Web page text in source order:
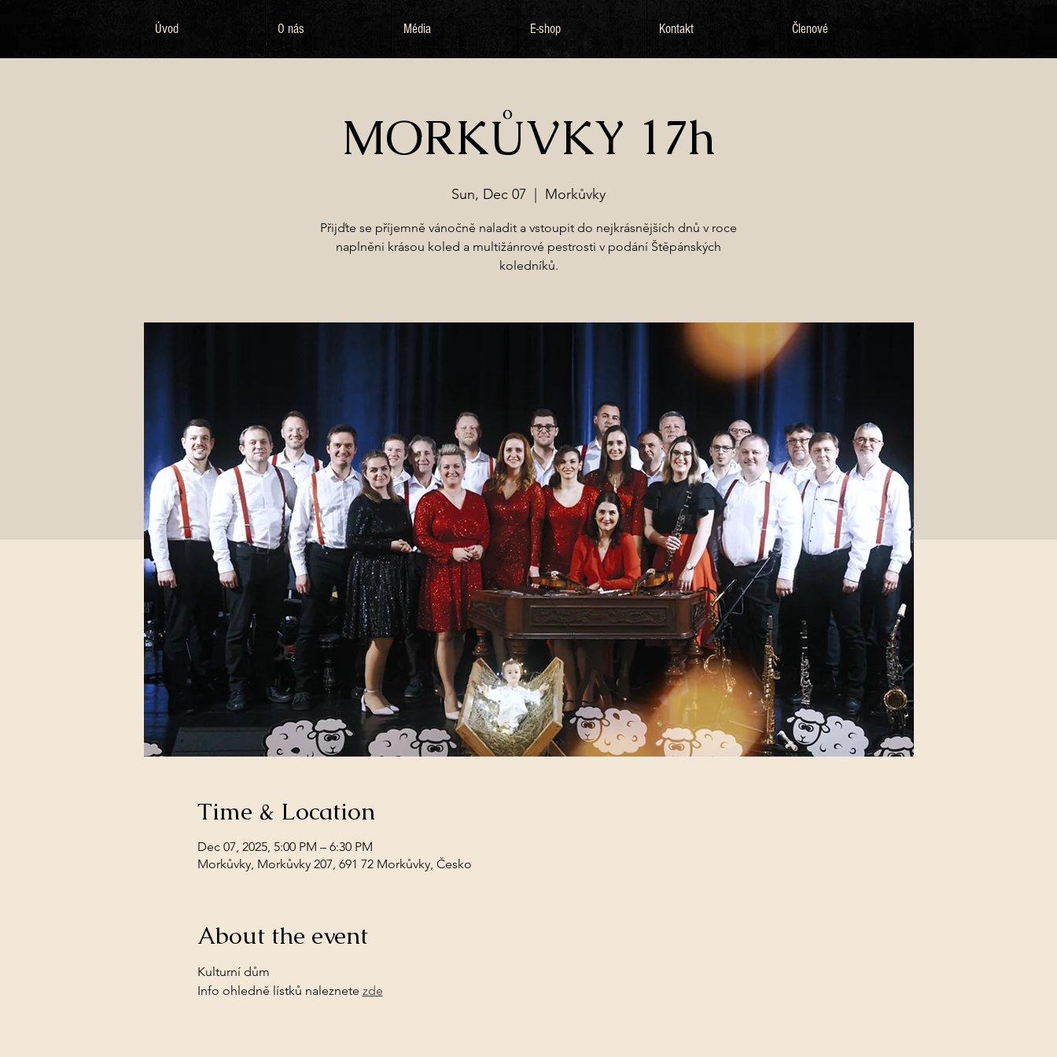
Úvod O nás Média E-shop Kontakt Členové
MORKŮVKY 17h
Sun, Dec 07 Morkůvky
Přijďte se příjemně vánočně naladit a vstoupit do nejkrásnějších dnů v roce
naplněni krásou koled a multižánrové pestrosti v podání Štěpánských
koledníků.
Time & Location
Dec 07, 2025, 5:00 PM – 6:30 PM
Morkůvky, Morkůvky 207, 691 72 Morkůvky, Česko
About the event
Kulturní dům
Info ohledně lístků naleznete zde